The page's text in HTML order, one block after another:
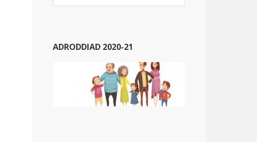
ADRODDIAD 2020-21